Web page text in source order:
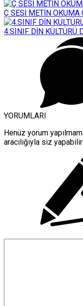
Ç SESİ METİN OKUMA
4.SINIF DİN KÜLTÜRÜ
YORUMLARI
Henüz yorum
aracılığıyla siz